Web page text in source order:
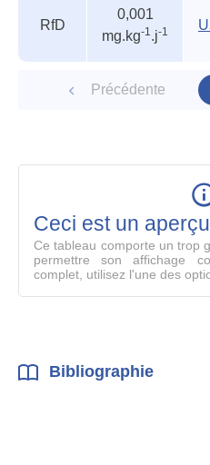
RfD
0,001
mg.kg-1.j-1
Précédente
Ceci est un aperçu
Ce tableau comporte un trop
permettre son affichage
complet, utilisez l'une des
Bibliographie